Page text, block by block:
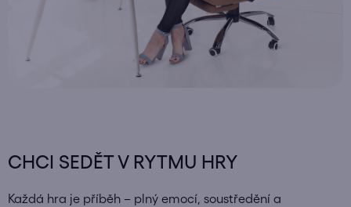
CHCI SEDĚT V RYTMU HRY
Každá hra je příběh – plný emocí, soustředění a